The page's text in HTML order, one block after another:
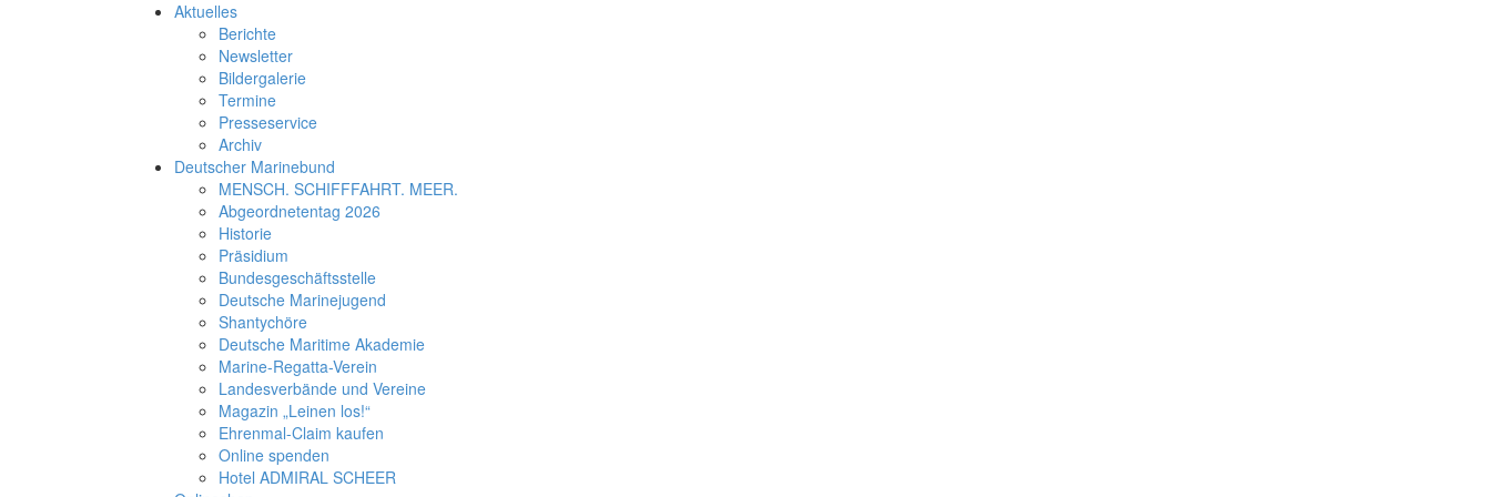
Aktuelles
Berichte
Newsletter
Bildergalerie
Termine
Presseservice
Archiv
Deutscher Marinebund
MENSCH. SCHIFFFAHRT. MEER.
Abgeordnetentag 2026
Historie
Präsidium
Bundesgeschäftsstelle
Deutsche Marinejugend
Shantychöre
Deutsche Maritime Akademie
Marine-Regatta-Verein
Landesverbände und Vereine
Magazin „Leinen los!“
Ehrenmal-Claim kaufen
Online spenden
Hotel ADMIRAL SCHEER